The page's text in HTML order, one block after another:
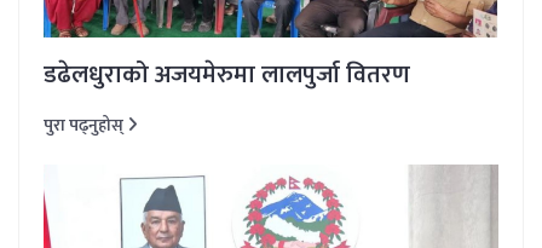
डढेलधुराको अजयमेरुमा लालपुर्जा वितरण
पुरा पढ्नुहोस्